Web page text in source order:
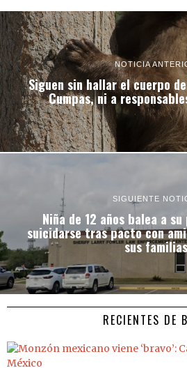
NOTICIA
Siguen sin hallar el cuerpo
Cumpas, ni a
SIGUIENTE
Niña de 12 años balea a
suicidarse tras pacto con
sus familias
RECIENTES DE